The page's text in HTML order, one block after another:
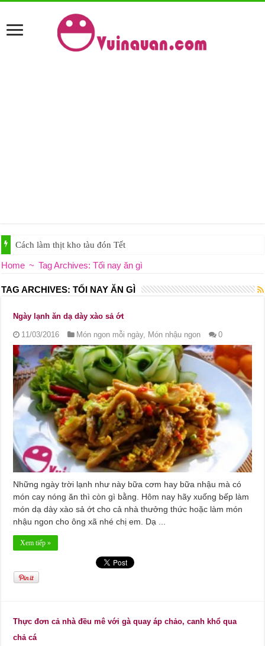
Cách làm thịt kho tàu đón Tết
Home ~ Tag Archives: Tối nay ăn gì
TAG ARCHIVES:TỐI NAY ĂN GÌ
Ngày lạnh ăn dạ dày xào sả ớt
11/03/2016 Món ngon mỗi ngày, Món nhậu ngon 0
Những ngày trời lạnh như này bữa cơm hay bữa nhậu mà có
món cay nóng ăn thì còn gì bằng. Hôm nay hãy xuống bếp làm
món dạ dày xào sả ớt cho cả nhà thưởng thức hoặc làm món
nhậu ngon cho ông xã nhé chị em. Dạ ...
Xem tiếp »
Thực đơn cả nhà đều mê với gà quay áp chảo, canh khổ qua
chả cá